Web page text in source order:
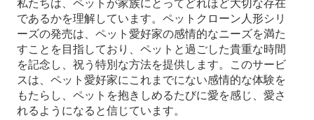
私たちは、ペットが家族にとってどれほど大切な存在
であるかを理解しています。ペットクローン人形シリ
ーズの発売は、ペット愛好家の感情的なニーズを満た
すことを目指しており、ペットと過ごした貴重な時間
を記念し、祝う特別な方法を提供します。このサービ
スは、ペット愛好家にこれまでにない感情的な体験を
もたらし、ペットを抱きしめるたびに愛を感じ、愛さ
れるようになると信じています。